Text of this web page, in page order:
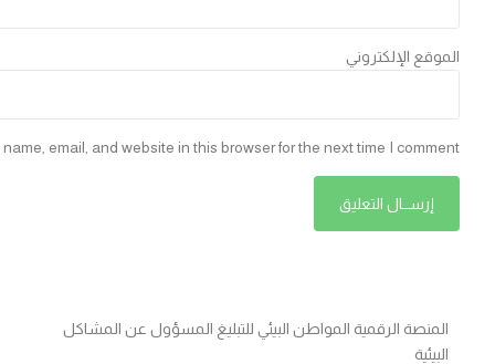
الموقع الإلكتروني
email, and website in this browser for the next time I comment.
المنصة الرقمية المواطن البيئي للتبليغ المسؤول عن المشاكل
البيئية